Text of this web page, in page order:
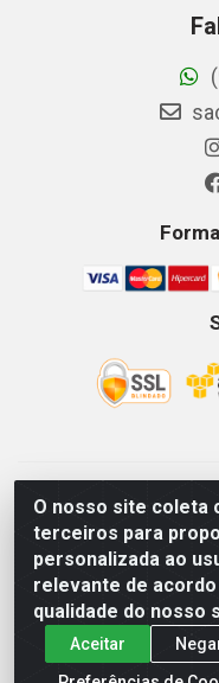
O nosso site coleta
terceiros para
personalizada ao
relevante de
qualidade do nosso
Aceitar
GKSEG EPI
Vargas, 2066 Centro,
11.191.946/0001-07 -